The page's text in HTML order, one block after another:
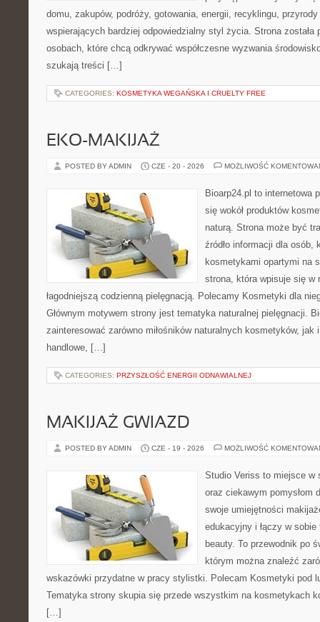
domu, zakupów, podróży, gotowania, energii, recyklingu,
wspierających bardziej odpowiedzialny styl życia. Strona została
osobach, które chcą odkrywać współczesne wyzwania
szukają treści […]
CATEGORIES: KOSMETYKA WEGAŃSKA I CRUELTY FREE
EKO-MAKIJAŻ
POSTED BY ADMIN CZE - 20 - 2026 MOŻLIWOŚĆ
Bioarp24.pl to internetowa
się wokół produktów
naturą. Strona może być
źródło informacji dla osób,
kosmetykami opartymi na
strona, która wpisuje się w
łagodniejszą codzienną pielęgnacją. Polecamy Kosmetyki dla
Głównym motywem strony jest tematyka naturalnej pielęgnacji.
zainteresować zarówno miłośników naturalnych kosmetyków, jak
handlowe, […]
CATEGORIES: PRZYSZŁOŚĆ ENERGII ODNAWIALNEJ
MAKIJAŻ GWIAZD
POSTED BY ADMIN CZE - 19 - 2026 MOŻLIWOŚĆ
Studio Veriss to miejsce w
oraz ciekawym pomysłom
swoje umiejętności
edukacyjny i łączy w
beauty. To przewodnik po
którym można znaleźć
wskazówki przydatne w pracy stylistki. Polecam Kosmetyki pod
Tematyka strony skupia się przede wszystkim na kosmetykach
[…]